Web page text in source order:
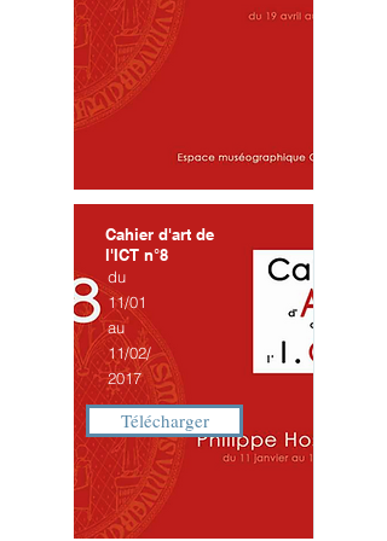
Cahier d'art de
l'ICT n°8
du
11/01
au
11/02/
2017
Télécharger